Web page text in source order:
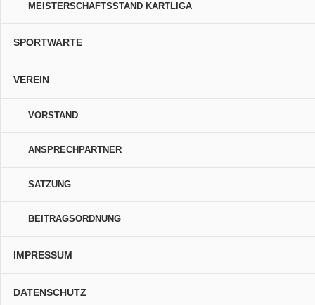
MEISTERSCHAFTSSTAND KARTLIGA
SPORTWARTE
VEREIN
VORSTAND
ANSPRECHPARTNER
SATZUNG
BEITRAGSORDNUNG
IMPRESSUM
DATENSCHUTZ